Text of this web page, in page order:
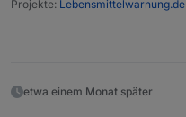
Projekte: Lebensmittelwarnung.de
etwa einem Monat später